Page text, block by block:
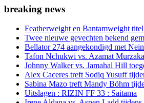
breaking news
Featherweight en Bantamweight
Twee nieuwe gevechten bekend
Bellator 274 aangekondigd met
Tafon Nchukwi vs. Azamat
Johnny Walker vs. Jamahal Hill
Alex Caceres treft Sodiq Yusuff
Sabina Mazo treft Mandy Böhm
Uitslagen : RIZIN FF 33 : Saitama